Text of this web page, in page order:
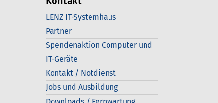
LENZ IT-Systemhaus
Partner
Spendenaktion Computer und
IT-Geräte
Kontakt / Notdienst
Jobs und Ausbildung